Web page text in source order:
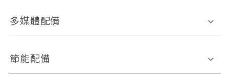
ABS防鎖死
車道偏離警示
自動停車系統 盲點偵測系統
皮椅
多媒體配備
外部音源接入
節能配備